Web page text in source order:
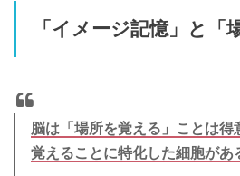
「イメージ記憶」と「
脳は「場所を覚える」ことは得
覚えることに特化した細胞があ